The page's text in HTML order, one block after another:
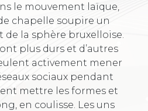
le mouvement laïque,
chapelle soupire un
la sphère bruxelloise.
plus durs et d’autres
activement mener
sociaux pendant
mettre les formes et
en coulisse. Les uns